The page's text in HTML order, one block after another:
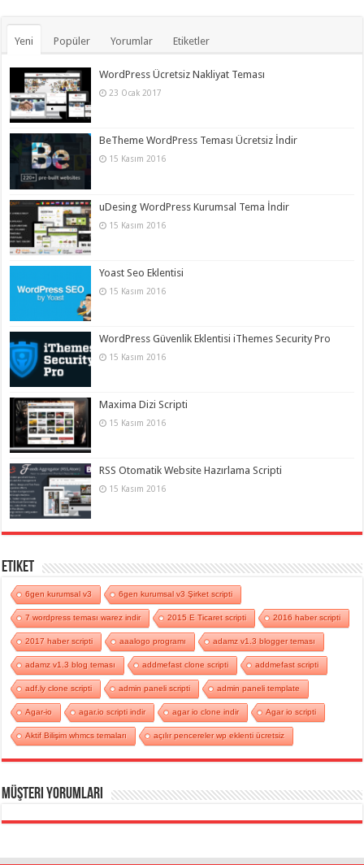
Yeni Popüler Yorumlar Etiketler
WordPress Ücretsiz Nakliyat Teması
23 Ocak 2017
BeTheme WordPress Teması Ücretsiz İndir
15 Kasım 2016
uDesing WordPress Kurumsal Tema İndir
15 Kasım 2016
Yoast Seo Eklentisi
15 Kasım 2016
WordPress Güvenlik Eklentisi iThemes Security Pro
15 Kasım 2016
Maxima Dizi Scripti
15 Kasım 2016
RSS Otomatik Website Hazırlama Scripti
15 Kasım 2016
Etiket
6gen kurumsal v3 6gen kurumsal v3 Şirket scripti
7 wordpress teması warez indir 2015 E Ticaret scripti 2016 haber scripti
2017 haber scripti aaalogo programı adamz v1.3 blogger teması
adamz v1.3 blog teması addmefast clone scripti addmefast scripti
adf.ly clone scripti admin paneli scripti admin paneli template
Agar-io agar.io scripti indir agar io clone indir Agar io scripti
Aktif Bilişim whmcs temaları açılır pencereler wp eklenti ücretsiz
Müşteri Yorumları